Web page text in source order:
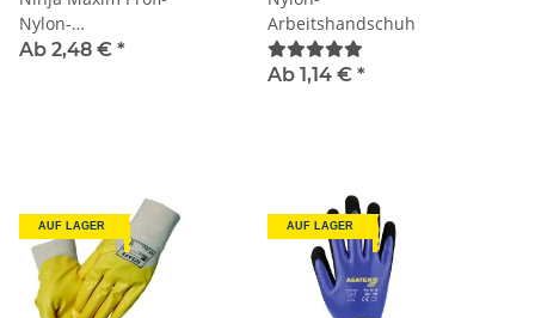
Nylon-
Arbeitshandschuh
Ab 2,48 € *
Arbeitshandschuh
Ab 1,14 € *
AUF LAGER AUF LAGER